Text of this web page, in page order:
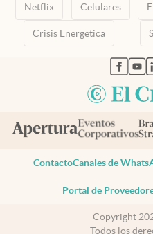
Netflix Celulares
Crisis Energetica
abre
ContactoCanales de
Portal de
Copyright
Todos los